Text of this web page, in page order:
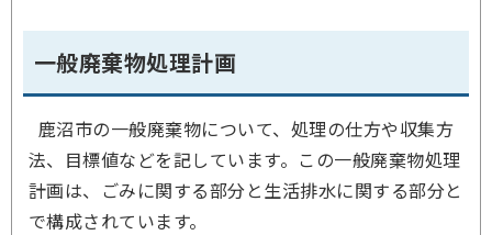
一般廃棄物処理計画
鹿沼市の一般廃棄物について、処理の仕方や収集方
法、目標値などを記しています。この一般廃棄物処理
計画は、ごみに関する部分と生活排水に関する部分と
で構成されています。